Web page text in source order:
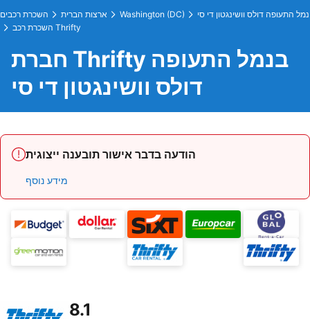
השכרת רכבים ארצות הברית Washington (DC)
נמל התעופה דולס וושינגטון די סי
השכרת רכב Thrifty
חברת Thrifty בנמל התעופה
דולס וושינגטון די סי
הודעה בדבר אישור תובענה ייצוגית
מידע נוסף
8.1